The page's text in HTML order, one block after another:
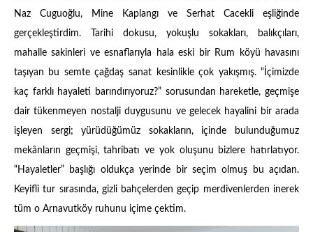
Naz Cuguoğlu, Mine Kaplangı ve Serhat Cacekli eşliğinde
gerçekleştirdim. Tarihi dokusu, yokuşlu sokakları, balıkçıları,
mahalle sakinleri ve esnaflarıyla hala eski bir Rum köyü havasını
taşıyan bu semte çağdaş sanat kesinlikle çok yakışmış. “İçimizde
kaç farklı hayaleti barındırıyoruz?” sorusundan hareketle, geçmişe
dair tükenmeyen nostalji duygusunu ve gelecek hayalini bir arada
işleyen sergi; yürüdüğümüz sokakların, içinde bulunduğumuz
mekânların geçmişi, tahribatı ve yok oluşunu bizlere hatırlatıyor.
“Hayaletler” başlığı oldukça yerinde bir seçim olmuş bu açıdan.
Keyifli tur sırasında, gizli bahçelerden geçip merdivenlerden inerek
tüm o Arnavutköy ruhunu içime çektim.